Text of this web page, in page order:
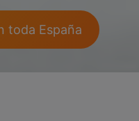
toda España